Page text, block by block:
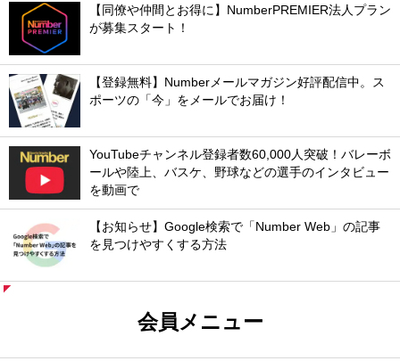
【同僚や仲間とお得に】NumberPREMIER法人プラン
が募集スタート！
【登録無料】Numberメールマガジン好評配信中。ス
ポーツの「今」をメールでお届け！
YouTubeチャンネル登録者数60,000人突破！バレーボ
ールや陸上、バスケ、野球などの選手のインタビュー
を動画で
【お知らせ】Google検索で「Number Web」の記事
を見つけやすくする方法
会員メニュー